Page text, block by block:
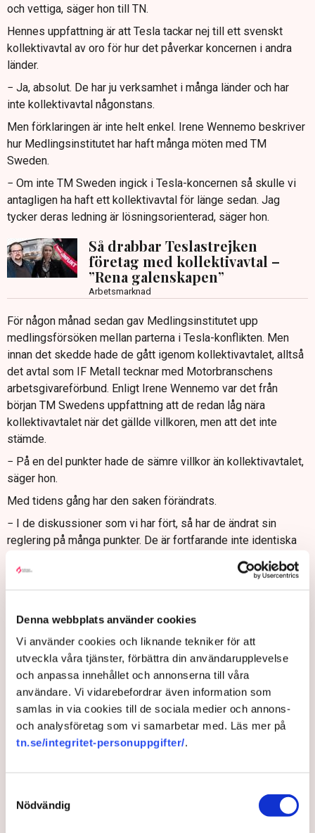
Denna webbplats använder cookies
Vi använder cookies och liknande tekniker för att
utveckla våra tjänster, förbättra din användarupplevelse
och anpassa innehållet och annonserna till våra
användare. Vi vidarebefordrar även information som
samlas in via cookies till de sociala medier och annons-
och analysföretag som vi samarbetar med. Läs mer på
tn.se/integritet-personuppgifter/.
Nödvändig
och vettiga, säger hon till TN.
Hennes uppfattning är att Tesla tackar nej till ett svenskt
kollektivavtal av oro för hur det påverkar koncernen i andra
länder.
− Ja, absolut. De har ju verksamhet i många länder och har
inte kollektivavtal någonstans.
Men förklaringen är inte helt enkel. Irene Wennemo beskriver
hur Medlingsinstitutet har haft många möten med TM
Sweden.
− Om inte TM Sweden ingick i Tesla-koncernen så skulle vi
antagligen ha haft ett kollektivavtal för länge sedan. Jag
tycker deras ledning är lösningsorienterad, säger hon.
Så drabbar Teslastrejken
företag med kollektivavtal –
”Rena galenskapen”
Arbetsmarknad
För någon månad sedan gav Medlingsinstitutet upp
medlingsförsöken mellan parterna i Tesla-konflikten. Men
innan det skedde hade de gått igenom kollektivavtalet, alltså
det avtal som IF Metall tecknar med Motorbranschens
arbetsgivareförbund. Enligt Irene Wennemo var det från
början TM Swedens uppfattning att de redan låg nära
kollektivavtalet när det gällde villkoren, men att det inte
stämde.
− På en del punkter hade de sämre villkor än kollektivavtalet,
säger hon.
Med tidens gång har den saken förändrats.
− I de diskussioner som vi har fört, så har de ändrat sin
reglering på många punkter. De är fortfarande inte identiska
− Ja, och min bild är att det är villkor som företaget tänker
behålla.
När Elon Musk kom tillbaka blev
förhandlingarna trögare
Irene Wennemo är mycket tydlig med att det under en period
fanns goda förutsättningar för parterna att komma överens.
− Det fanns en större vilja att gå i mål med någonting som
förhandlingarna om kollektivavtal inom ramen för den
svenska modellen. Samtidigt som Elon Musk och Donald